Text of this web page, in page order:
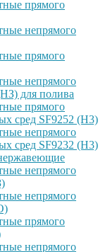
прямого
непрямого
прямого
непрямого
для полива
прямого
сред SF9252 (H3)
непрямого
сред SF9232 (H3)
непрямого
непрямого
прямого
непрямого